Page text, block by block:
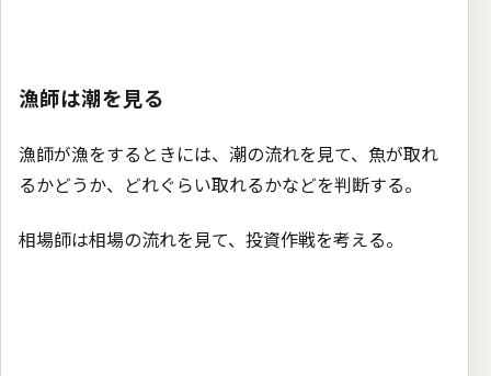
漁師は潮を見る
漁師が漁をするときには、潮の流れを見て、魚が取れ
るかどうか、どれぐらい取れるかなどを判断する。
相場師は相場の流れを見て、投資作戦を考える。